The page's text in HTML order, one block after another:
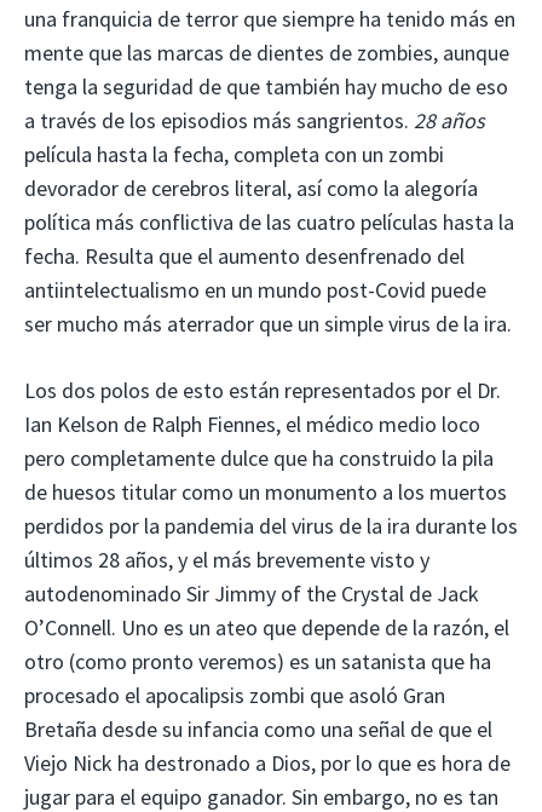
una franquicia de terror que siempre ha tenido más en
mente que las marcas de dientes de zombies, aunque
tenga la seguridad de que también hay mucho de eso
a través de los episodios más sangrientos. 28 años
película hasta la fecha, completa con un zombi
devorador de cerebros literal, así como la alegoría
política más conflictiva de las cuatro películas hasta la
fecha. Resulta que el aumento desenfrenado del
antiintelectualismo en un mundo post-Covid puede
ser mucho más aterrador que un simple virus de la ira.
Los dos polos de esto están representados por el Dr.
Ian Kelson de Ralph Fiennes, el médico medio loco
pero completamente dulce que ha construido la pila
de huesos titular como un monumento a los muertos
perdidos por la pandemia del virus de la ira durante los
últimos 28 años, y el más brevemente visto y
autodenominado Sir Jimmy of the Crystal de Jack
O’Connell. Uno es un ateo que depende de la razón, el
otro (como pronto veremos) es un satanista que ha
procesado el apocalipsis zombi que asoló Gran
Bretaña desde su infancia como una señal de que el
Viejo Nick ha destronado a Dios, por lo que es hora de
jugar para el equipo ganador. Sin embargo, no es tan